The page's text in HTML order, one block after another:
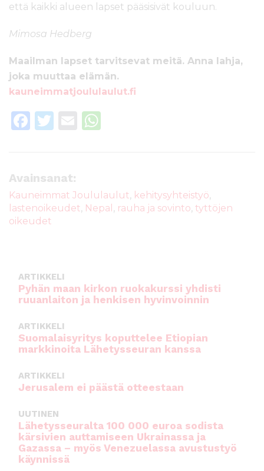
että kaikki alueen lapset pääsisivät kouluun.
Mimosa Hedberg
Maailman lapset tarvitsevat meitä. Anna lahja,
joka muuttaa elämän.
kauneimmatjoululaulut.fi
F
e
b
o
T
te
r
E
A
p
Avainsanat:
Kauneimmat Joululaulut, kehitysyhteistyö,
lastenoikeudet, Nepal , rauha ja sovinto, tyttöjen
oikeudet
ARTIKKELI
Pyhän maan kirkon ruokakurssi yhdisti
ruuanlaiton ja henkisen hyvinvoinnin
ARTIKKELI
Suomalaisyritys koputtelee Etiopian
markkinoita Lähetysseuran kanssa
ARTIKKELI
Jerusalem ei päästä otteestaan
UUTINEN
Lähetysseuralta 100 000 euroa sodista
kärsivien auttamiseen Ukrainassa ja
Gazassa – myös Venezuelassa avustustyö
käynnissä